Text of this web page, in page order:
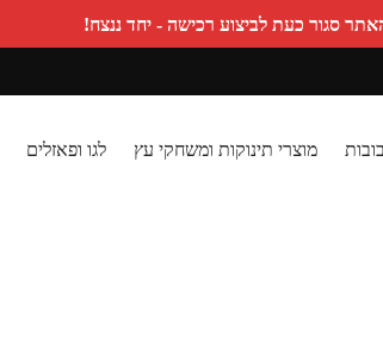
סגור כעת לביצוע רכישה - יחד ננצח!
מוצרי תינוקות ומשחקי עץ לגו ופאזלים